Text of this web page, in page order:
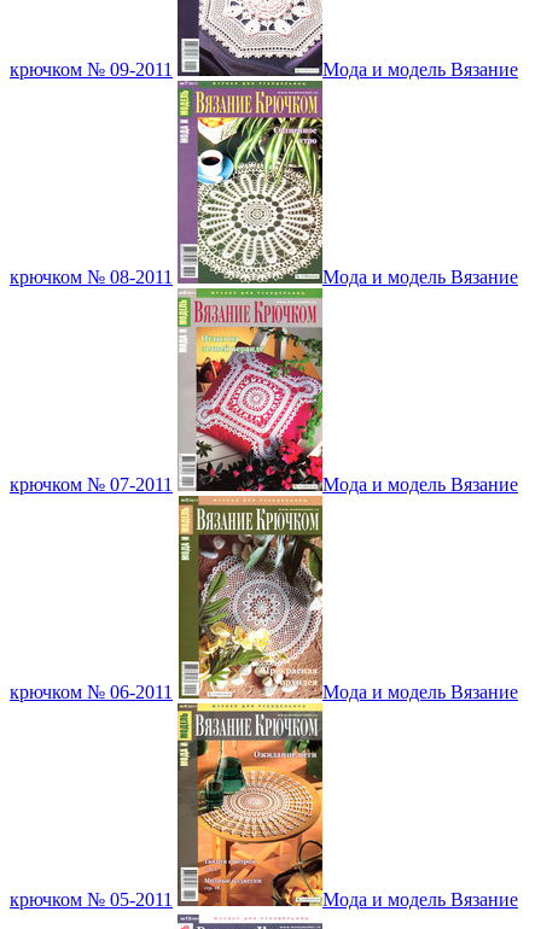
крючком № 09-2011 Мода и модель Вязание
крючком № 08-2011 Мода и модель Вязание
крючком № 07-2011 Мода и модель Вязание
крючком № 06-2011 Мода и модель Вязание
крючком № 05-2011 Мода и модель Вязание